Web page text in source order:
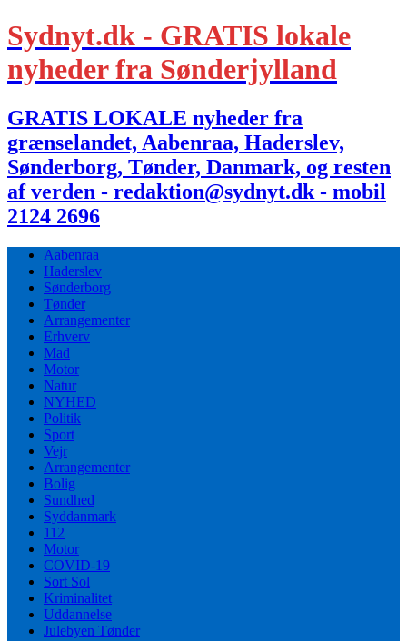
Sydnyt.dk - GRATIS lokale
nyheder fra Sønderjylland
GRATIS LOKALE nyheder fra
grænselandet, Aabenraa, Haderslev,
Sønderborg, Tønder, Danmark, og resten
af verden - redaktion@sydnyt.dk - mobil
2124 2696
Aabenraa
Haderslev
Sønderborg
Tønder
Arrangementer
Erhverv
Mad
Motor
Natur
NYHED
Politik
Sport
Vejr
Arrangementer
Bolig
Sundhed
Syddanmark
112
Motor
COVID-19
Sort Sol
Kriminalitet
Uddannelse
Julebyen Tønder